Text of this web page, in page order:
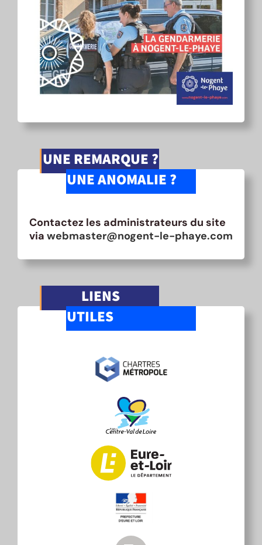
UNE REMARQUE ?
UNE ANOMALIE ?
Contactez les administrateurs du site
via webmaster@nogent-le-phaye.com
LIENS
UTILES